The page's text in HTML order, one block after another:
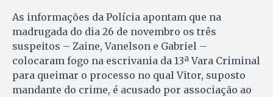
As informações da Polícia apontam que na
madrugada do dia 26 de novembro os três
suspeitos – Zaine, Vanelson e Gabriel –
colocaram fogo na escrivania da 13ª Vara Criminal
para queimar o processo no qual Vitor, suposto
mandante do crime, é acusado por associação ao